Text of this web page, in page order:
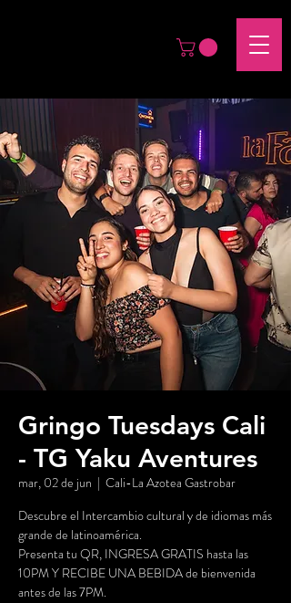
Gringo Tuesdays Cali
- TG Yaku Aventures
mar, 02 de jun
  |
Cali-La Azotea Gastrobar
Descubre el Intercambio cultural y de idiomas más
grande de latinoamérica.
Presenta tu QR, INGRESA GRATIS hasta las
10PM Y RECIBE UNA BEBIDA de bienvenida
antes de las 7PM.